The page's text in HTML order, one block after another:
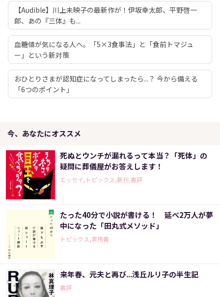
【Audible】川上未映子の最新作が！伊坂幸太郎、平野啓一
郎、あの『三体』も...
血糖値が気になる人へ。「5×3食事法」と「食前トマジュ
ー」という新対策
おひとりさまが認知症になってしまったら...？ 今から備える
「6つのポイント」
今、あなたにオススメ
死ぬとウンチが漏れるって本当？「死体」の
疑問に葬儀屋がお答えします！
エッセイ,トピックス,新刊,書評
たった40分で小説が書ける！ 延べ2万人が夢
中になった「田丸式メソッド」
トピックス,実用書
来年春、元夫と再び...浅丘ルリ子の半生記
書評